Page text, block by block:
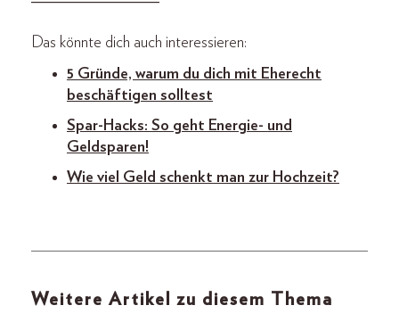
Das könnte dich auch interessieren:
5 Gründe, warum du dich mit Eherecht
beschäftigen solltest
Spar-Hacks: So geht Energie- und
Geldsparen!
Wie viel Geld schenkt man zur Hochzeit?
Weitere Artikel zu diesem Thema